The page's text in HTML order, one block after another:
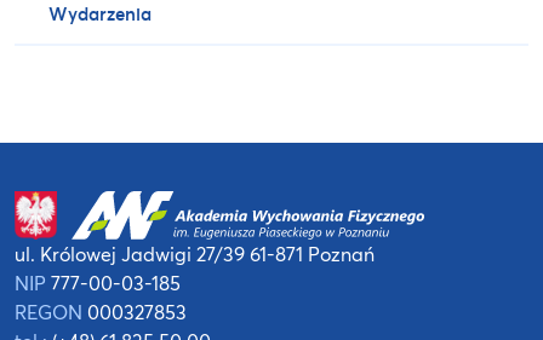
Wydarzenia
ul. Królowej Jadwigi 27/3961-871 Poznań
NIP 777-00-03-185
REGON 000327853